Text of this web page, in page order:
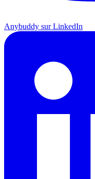
Anybuddy sur LinkedIn